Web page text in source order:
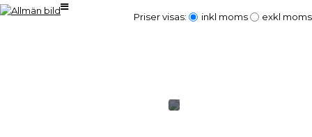
Priser visas: inkl moms exkl moms